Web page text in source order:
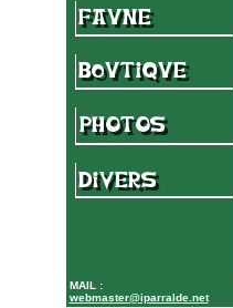
MAIL :
webmaster@iparralde.net